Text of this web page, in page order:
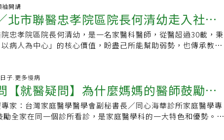
定手術案例認證，擁有證書的醫師仍可持續執行特定醫美手
制設立落日條款針對「直美」醫師（即未經專科訓練，直接執行
崇良表示，二○一九年後畢業的醫學生需先回到醫院完成「兩
一般醫學訓練」（ＰＧＹ），可從事美容醫學處置。至於二○一
醫師，新制設立「落日條款」，需於一年內完成學分補訓，並
，石崇良表示，高風險醫美手術多屬自費項目，過去並未要求
以掌握實際執行人數與手術量。這次修法後新增登錄義務，凡
術者均須事先向地方衛生局登錄醫師專科別、可執行的手術項
。衛福部將設置專區，對外公開相關訊息，供民眾查詢，若醫
公司開會...衝進診間後，護理師迅速綁上壓脈帶，這時量的血
常的狀態呢？許碩珉點出關鍵：「台灣診間動線緊湊，容易因
血壓』；但也有人看到醫師反而安心，診間正常回家卻偏高，
隱形高血壓』。」單次測量就像抽考，運氣好就過關，卻忽略
個數字2：每天早、晚各一次，共量2次第三個數字2：每次量2
，取平均值。許碩珉比喻，722能看到早晚差異、整體平均與變
療的關鍵依據。量完722後怎麼辦？行動指南如果乖乖量了一
標（通常居家血壓超過130/80 mmHg就要注意），別慌！許碩
錄找醫師：一整周的數據遠比單次診間數字更有參考價值2. 生
終點守護尊嚴 安寧緩和不是「放棄治療」 許多人聽到「安寧」
的放棄，甚至有人說「我還沒死，為什麼要談安寧？」事實
的核心精神是「以人為中心」，針對病人及其家庭的身、心、
全人照顧。安寧的真正目標不是加速死亡，而是減輕痛苦、提
，讓人有尊嚴地走完人生最後一段路。這樣的照顧模式與家醫
人與家屬的需求。有一次，我照顧一位末期癌症病人，當病情
覆掙扎：應該讓病人保持清醒，好多聊幾句？還是該使用鎮靜
？家屬一次次問我：「醫師，我們是不是太自私，想聽他說
苦？」在病人多次因疼痛與呼吸困難而痛苦呻吟後，家屬終於
開講
北市聯醫忠孝院區院長何清幼走入社區
造五心級醫院
忠孝院區院長何清幼，是一名家醫科醫師，從醫超過30載，秉
病人為中心」的核心價值，盼盡己所能幫助弱勢，也傳承教導
小受他啟發。」何清幼提及祖父期望家族能有人從醫，她高中
人這條路，也是父親家族裡迄今唯一的醫師。不捨長者奔波 親
清幼喜歡與人交流、對社區醫學感興趣，1989年陽明醫學院醫
到台北市立陽明醫院報到，選科決定涉獵比較廣泛的家庭醫學
年。她說，家醫科是一個專科，醫師訓練過程需學習內科、外
子.更多慢病
【就醫疑問】為什麼媽媽的醫師鼓勵我
同一個地方看診？
家：台灣家庭醫學醫學會副秘書長／同心海華診所家庭醫學專
勵全家在同一個診所看診，是家庭醫學科的一大特色和優勢。家